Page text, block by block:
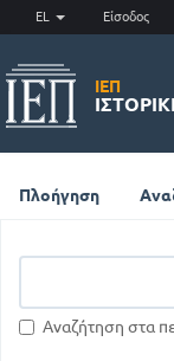
EL Είσοδος
ΙΕΠ
Πλοήγηση
Αναζήτηση στα